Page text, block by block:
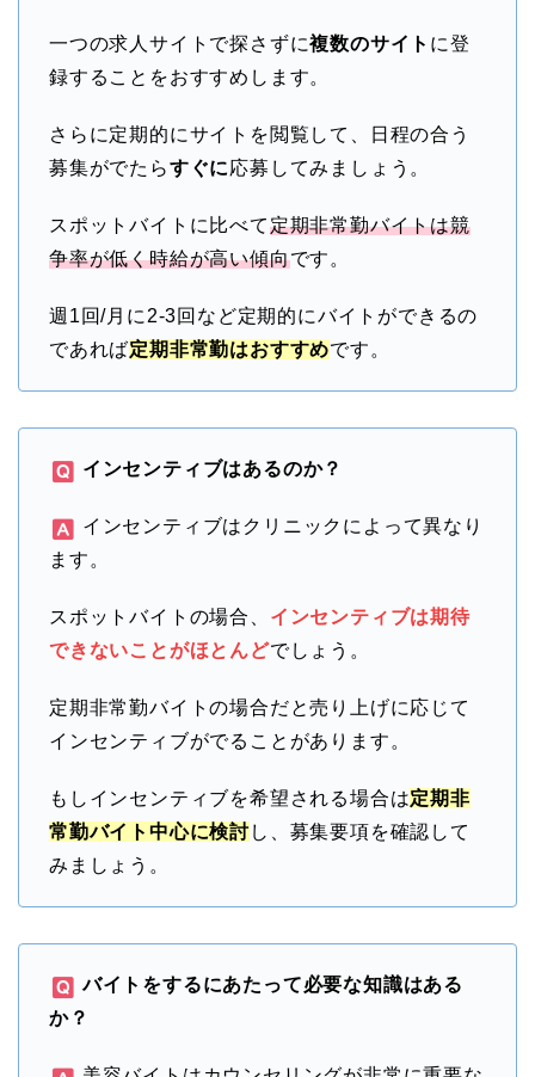
一つの求人サイトで探さずに複数のサイト に登
録することをおすすめします。
さらに定期的にサイトを閲覧して、日程の合う
募集がでたらすぐに応募してみましょう。
スポットバイトに比べて定期非常勤バイトは競
争率が低く時給が高い傾向です。
週1回/月に2-3回など定期的にバイトができるの
であれば定期非常勤はおすすめです。
インセンティブはあるのか？
インセンティブはクリニックによって異なり
ます。
スポットバイトの場合、 インセンティブは期待
できないことがほとんどでしょう。
定期非常勤バイトの場合だと売り上げに応じて
インセンティブがでることがあります。
もしインセンティブを希望される場合は定期非
常勤バイト中心に検討し、募集要項を確認して
みましょう。
バイトをするにあたって必要な知識はある
か？